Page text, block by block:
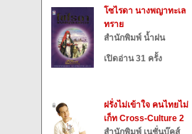
โซไรดา นางพญาทะเล
ทราย
สำนักพิมพ์ น้ำฝน
เปิดอ่าน 31 ครั้ง
ฝรั่งไม่เข้าใจ คนไทยไม่
เก็ท Cross-Culture 2
สำนักพิมพ์ เนชั่นบุ๊คส์